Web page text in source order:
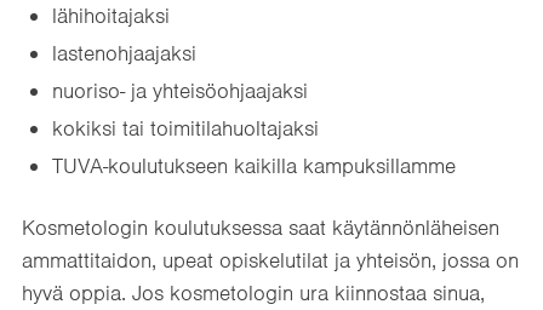
lähihoitajaksi
lastenohjaajaksi
nuoriso- ja yhteisöohjaajaksi
kokiksi tai toimitilahuoltajaksi
TUVA-koulutukseen kaikilla kampuksillamme
Kosmetologin koulutuksessa saat käytännönläheisen
ammattitaidon, upeat opiskelutilat ja yhteisön, jossa on
hyvä oppia. Jos kosmetologin ura kiinnostaa sinua,